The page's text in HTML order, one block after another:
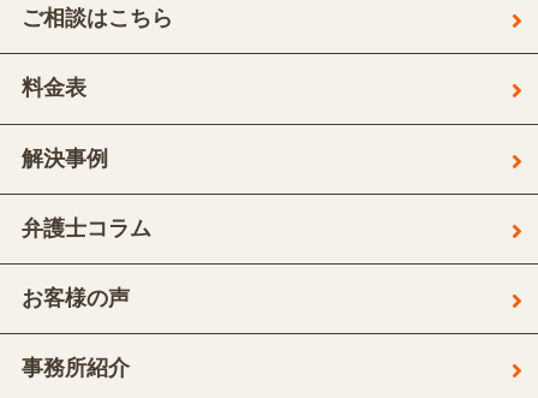
ご相談はこちら
料金表
解決事例
弁護士コラム
お客様の声
事務所紹介